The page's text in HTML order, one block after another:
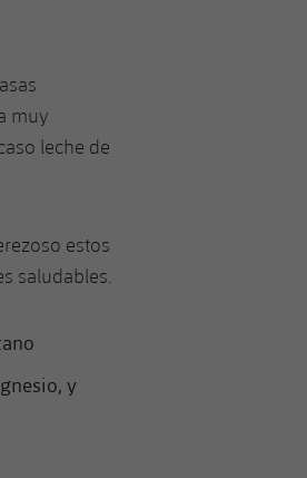
muy
leche de
estos
saludables.
y